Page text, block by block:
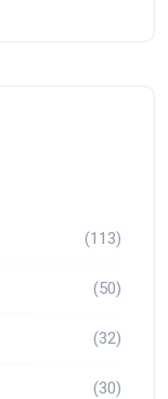
(113)
(50)
(32)
(30)